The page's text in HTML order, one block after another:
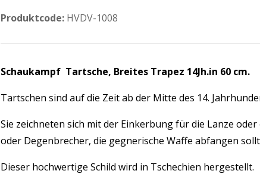
Produktcode:HVDV-1008
Schaukampf Tartsche, Breites Trapez 14Jh.in 60 cm.
Tartschen sind auf die Zeit ab der Mitte des 14.
Sie zeichneten sich mit der Einkerbung für die Lanze
oder Degenbrecher, die gegnerische Waffe abfangen
Dieser hochwertige Schild wird in Tschechien hergestellt.